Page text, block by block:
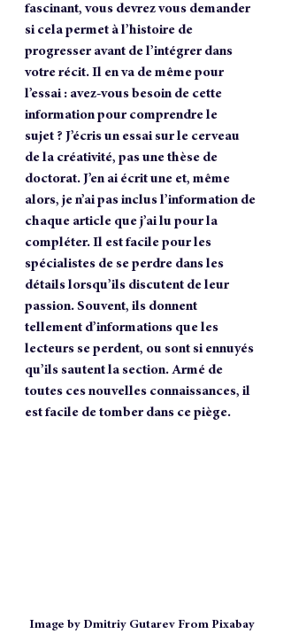
fascinant, vous devrez vous demander
si cela permet à l’histoire de
progresser avant de l’intégrer dans
votre récit. Il en va de même pour
l’essai : avez-vous besoin de cette
information pour comprendre le
sujet ? J’écris un essai sur le cerveau
de la créativité, pas une thèse de
doctorat. J’en ai écrit une et, même
alors, je n’ai pas inclus l’information de
chaque article que j’ai lu pour la
compléter. Il est facile pour les
spécialistes de se perdre dans les
détails lorsqu’ils discutent de leur
passion. Souvent, ils donnent
tellement d’informations que les
lecteurs se perdent, ou sont si ennuyés
qu’ils sautent la section. Armé de
toutes ces nouvelles connaissances, il
est facile de tomber dans ce piège.
Image by Dmitriy Gutarev From Pixabay